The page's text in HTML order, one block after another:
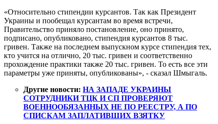
«Относительно стипендии курсантов. Так как Президент
Украины и пообещал курсантам во время встречи,
Правительство приняло постановление, оно принято,
подписано, опубликовано, стипендия курсантов 8 тыс.
гривен. Также на последнем выпускном курсе стипендия тех,
кто учится на отлично, 20 тыс. гривен и соответственно
прохождение практики также 20 тыс. гривен. То есть все эти
параметры уже приняты, опубликованы», - сказал Шмыгаль.
Другие новости: НА ЗАПАДЕ УКРАИНЫ
СОТРУДНИКИ ТЦК И СП ПРОВЕРЯЮТ
ВОЕННООБЯЗАННЫХ НЕ ПО РЕЕСТРУ, А ПО
СПИСКАМ ЗАПЛАТИВШИХ ВЗЯТКУ